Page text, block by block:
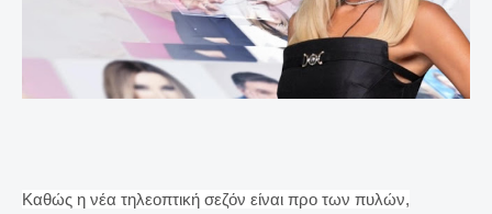
Καθώς η νέα τηλεοπτική σεζόν είναι προ των πυλών,